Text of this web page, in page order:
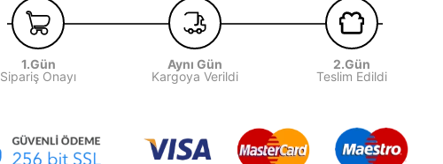
1.Gün
Sipariş Onayı
Aynı Gün
Kargoya Verildi
2.Gün
Teslim Edildi